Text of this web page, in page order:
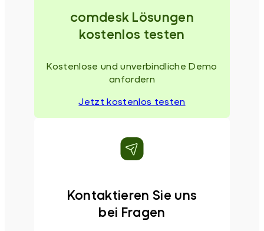
comdesk Lösungen
kostenlos testen
Kostenlose und unverbindliche Demo
anfordern
Jetzt kostenlos testen
Kontaktieren Sie uns
bei Fragen